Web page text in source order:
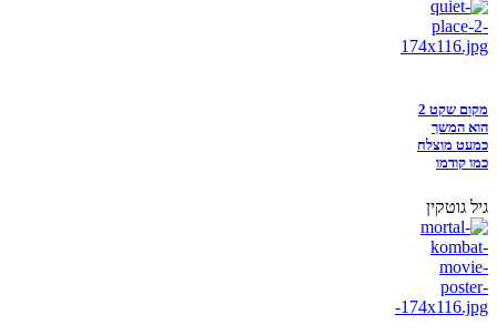
מקום שקט 2
הוא המשך
כמעט מוצלח
כמו קודמו
גיל גוטקין